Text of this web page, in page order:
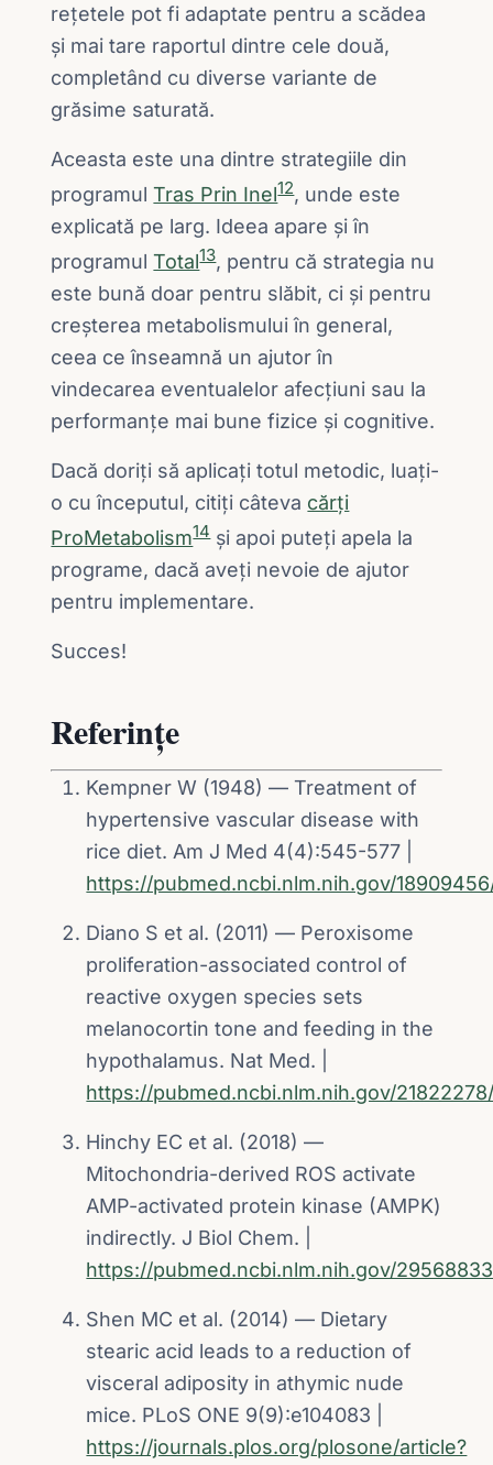
rețetele pot fi adaptate pentru a scădea
și mai tare raportul dintre cele două,
completând cu diverse variante de
grăsime saturată.
Aceasta este una dintre strategiile din
programulTras Prin Inel12, unde este
explicată pe larg. Ideea apare și în
programulTotal13, pentru că strategia nu
este bună doar pentru slăbit, ci și pentru
creșterea metabolismului în general,
ceea ce înseamnă un ajutor în
vindecarea eventualelor afecțiuni sau la
performanțe mai bune fizice și cognitive.
Dacă doriți să aplicați totul metodic, luați-
o cu începutul, citiți câteva cărți
ProMetabolism14și apoi puteți apela la
programe, dacă aveți nevoie de ajutor
pentru implementare.
Succes!
Referințe
Kempner W (1948) — Treatment of
hypertensive vascular disease with
rice diet. Am J Med 4(4):545-577 |
https://pubmed.ncbi.nlm.nih.gov/
Diano S et al. (2011) — Peroxisome
proliferation-associated control of
reactive oxygen species sets
melanocortin tone and feeding in the
hypothalamus. Nat Med. |
https://pubmed.ncbi.nlm.nih.gov/
Hinchy EC et al. (2018) —
Mitochondria-derived ROS activate
AMP-activated protein kinase (AMPK)
indirectly. J Biol Chem. |
https://pubmed.ncbi.nlm.nih.gov/
Shen MC et al. (2014) — Dietary
stearic acid leads to a reduction of
visceral adiposity in athymic nude
mice. PLoS ONE 9(9):e104083 |
https://journals.plos.org/plosone/article?